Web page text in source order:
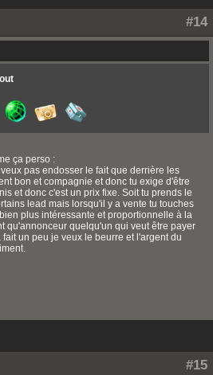
#14
ça perso :
pas endosser le fait que derrière les
bon et compagnie et donc tu exige d'être
et donc c'est un prix fixe. Soit tu prends le
lead mais lorsqu'il y a vente tu touches
plus intéressante et proportionnelle à la
qu'annonceur quelqu'un qui veut être payer
un peu je veux le beurre et l'argent du
#15